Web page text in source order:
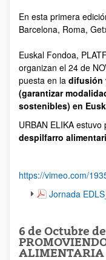
En esta primera
Barcelona, Roma,
Euskal Fondoa,
organizan el 24 de
puesta en la difusión
(garantizar
sostenibles) en
URBAN ELIKA
despilfarro
https://vimeo.com/
(Beste leiho
Jornada
6 de Octubre
ALIMENTARIA